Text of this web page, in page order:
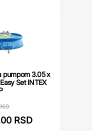
pumpom 3.05 x
Set INTEX
RSD